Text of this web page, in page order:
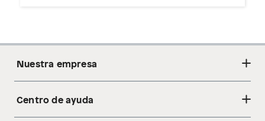
Nuestra empresa
Acerca de nosotros
Centro de ayuda